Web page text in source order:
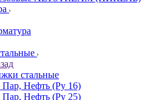
стальные
Пар, Нефть (Ру 16)
Пар, Нефть (Ру 25)